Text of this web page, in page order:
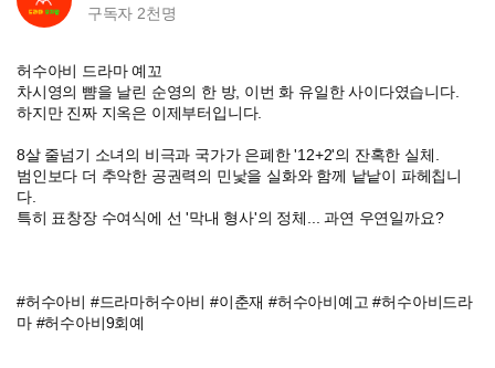
구독자 2천명
허수아비 드라마 예꼬
차시영의 뺨을 날린 순영의 한 방, 이번 화 유일한 사이다였습니다.
하지만 진짜 지옥은 이제부터입니다.
8살 줄넘기 소녀의 비극과 국가가 은폐한 '12+2'의 잔혹한 실체.
범인보다 더 추악한 공권력의 민낯을 실화와 함께 낱낱이 파헤칩니
다.
특히 표창장 수여식에 선 '막내 형사'의 정체... 과연 우연일까요?
#허수아비 #드라마허수아비 #이춘재 #허수아비예고 #허수아비드라
마 #허수아비9회예